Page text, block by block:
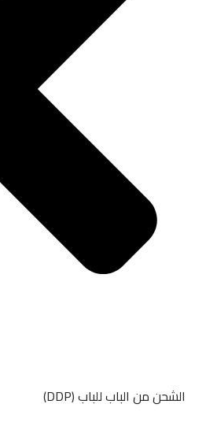
الشحن من الباب للباب (DDP)